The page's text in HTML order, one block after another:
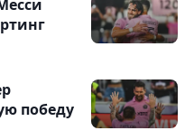
победу